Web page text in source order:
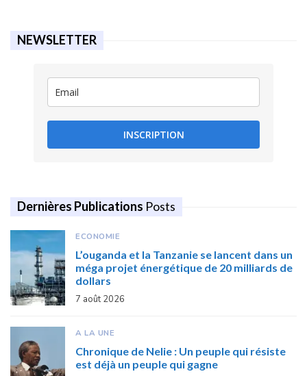
NEWSLETTER
INSCRIPTION
Dernières Publications Posts
ECONOMIE
L’ouganda et la Tanzanie se lancent dans un
méga projet énergétique de 20 milliards de
dollars
7 août 2026
A LA UNE
Chronique de Nelie : Un peuple qui résiste
est déjà un peuple qui gagne